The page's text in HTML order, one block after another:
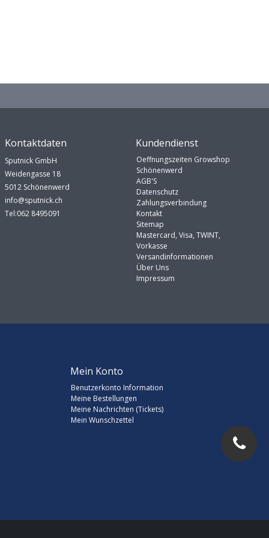
Kontaktdaten
Sputnick GmbH
Weidengasse 18
5012 Schönenwerd
info@sputnick.ch
Tel:062 8495091
Kundendienst
Oeffnungszeiten Growshop
Schönenwerd
AGB'S
Datenschutz
Zahlungsverbindung
Kontakt
Sitemap
Mastercard, Visa, TWINT,
Vorkasse
Versandinformationen
Über Uns
Impressum
Mein Konto
Benutzerkonto Information
Meine Bestellungen
Meine Nachrichten (Tickets)
Mein Wunschzettel